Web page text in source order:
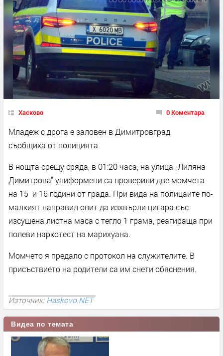
Хасково 0 Коментара
Младеж с дрога е заловен в Димитровград,
съобщиха от полицията.
В нощта срещу сряда, в 01:20 часа, на улица „Лиляна
Димитрова“ униформени са проверили две момчета
на 15 и 16 години от града. При вида на полицаите по-
малкият направил опит да изхвърли цигара със
изсушена листна маса с тегло 1 грама, реагираща при
полеви наркотест на марихуана.
Момчето я предало с протокол на служителите. В
присъствието на родители са им снети обяснения.
Източник:Haskovo.NET
Видеа по темата